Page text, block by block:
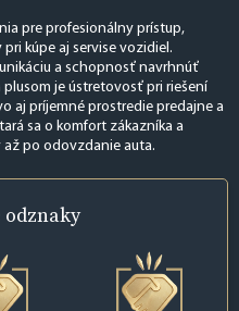
pre profesionálny prístup,
kúpe aj servise vozidiel.
a schopnosť navrhnúť
je ústretovosť pri riešení
aj príjemné prostredie predajne a
sa o komfort zákazníka a
po odovzdanie auta.
odznaky